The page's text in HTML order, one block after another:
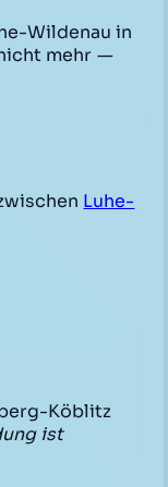
Wildenau in
mehr —
Luhe-
Köblitz
ist